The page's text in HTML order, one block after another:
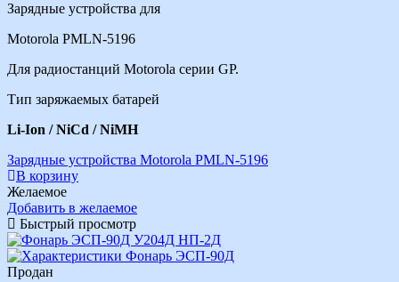
Зарядные устройства для
Motorola PMLN-5196
Для радиостанций Motorola серии GP.
Тип заряжаемых батарей
Li-Ion / NiCd / NiMH
Зарядные устройства Motorola PMLN-5196
В корзину
Желаемое
Добавить в желаемое
Быстрый просмотр
Продан